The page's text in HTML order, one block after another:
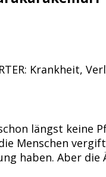
Krankheit,
längst keine
Menschen
haben. Aber